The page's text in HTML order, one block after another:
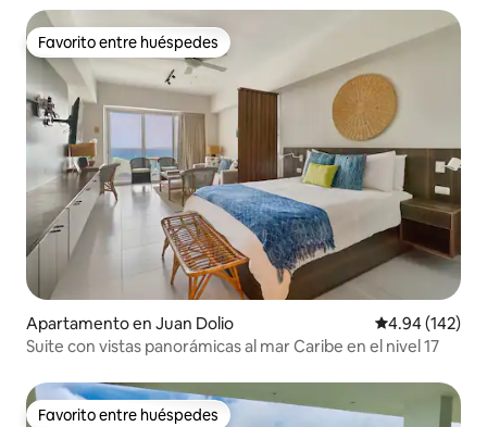
Favorito entre huéspedes
Favorito entre huéspedes
Apartamento en Juan Dolio Calificación
4.94 (142)
Suite con vistas panorámicas al mar Caribe en el nivel 17
Favorito entre huéspedes